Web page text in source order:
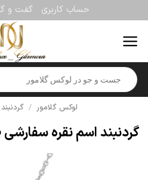
to
content
حساب کاربری گفت و
Products
search
لوکس گلامور / گردنبند
گردنبند اسم نقره